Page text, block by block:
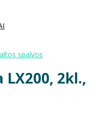
spalvos
2kl.,